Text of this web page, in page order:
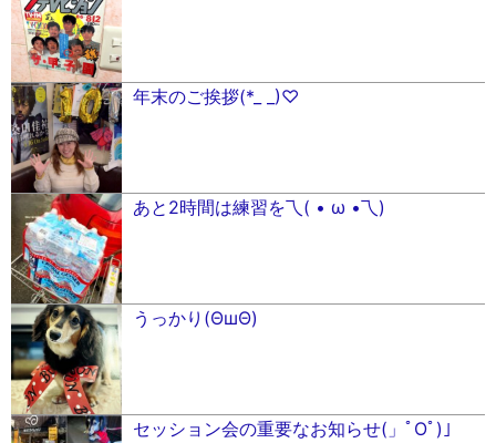
年末のご挨拶(*_ _)♡
あと2時間は練習を乁( • ω •乁)
うっかり(ΘшΘ)
セッション会の重要なお知らせ(」ﾟOﾟ)」